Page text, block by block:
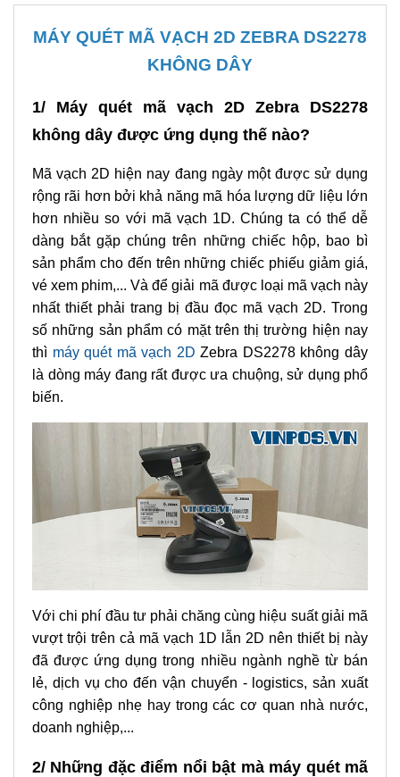
MÁY QUÉT MÃ VẠCH 2D ZEBRA DS2278
KHÔNG DÂY
1/ Máy quét mã vạch 2D Zebra DS2278
không dây được ứng dụng thế nào?
Mã vạch 2D hiện nay đang ngày một được sử dụng
rộng rãi hơn bởi khả năng mã hóa lượng dữ liệu lớn
hơn nhiều so với mã vạch 1D. Chúng ta có thể dễ
dàng bắt gặp chúng trên những chiếc hộp, bao bì
sản phẩm cho đến trên những chiếc phiếu giảm giá,
vé xem phim,... Và để giải mã được loại mã vạch này
nhất thiết phải trang bị đầu đọc mã vạch 2D. Trong
số những sản phẩm có mặt trên thị trường hiện nay
thì máy quét mã vạch 2D Zebra DS2278 không dây
là dòng máy đang rất được ưa chuộng, sử dụng phổ
biến.
Với chi phí đầu tư phải chăng cùng hiệu suất giải mã
vượt trội trên cả mã vạch 1D lẫn 2D nên thiết bị này
đã được ứng dụng trong nhiều ngành nghề từ bán
lẻ, dịch vụ cho đến vận chuyển - logistics, sản xuất
công nghiệp nhẹ hay trong các cơ quan nhà nước,
doanh nghiệp,...
2/ Những đặc điểm nổi bật mà máy quét mã